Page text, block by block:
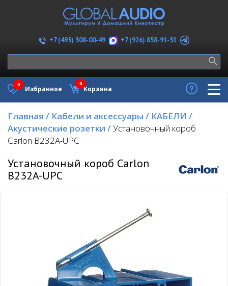
+7 (495) 308-00-49 +7 (926) 858-91-51
Избранное
0
Корзина
0
Главная / Кабели и аксессуары / КАБЕЛИ /
Акустические розетки /Установочный короб
Carlon B232A-UPC
Установочный короб Carlon
B232A-UPC